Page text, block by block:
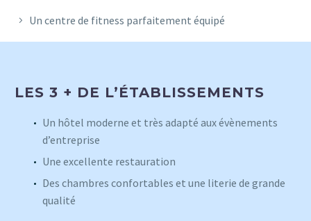
Un centre de fitness parfaitement équipé
LES 3 + DE L’ÉTABLISSEMENTS
Un hôtel moderne et très adapté aux évènements
d’entreprise
Une excellente restauration
Des chambres confortables et une literie de grande
qualité